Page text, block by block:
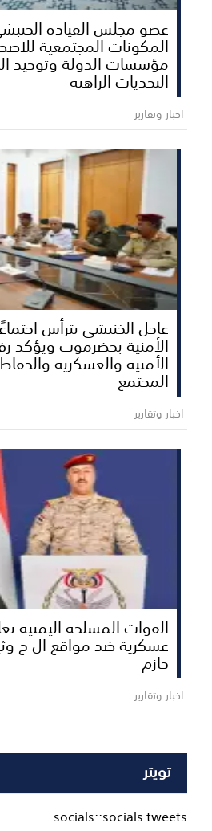
عضو مجلس القيادة
المكونات المجتمعية
مؤسسات الدولة وتوحيد
التحديات الراهنة
اخبار وتقارير
عاجل الخنبشي يترأس
الأمنية بحضرموت ويؤكد
الأمنية والعسكرية
المجتمع
اخبار وتقارير
القوات المسلحة اليمنية
عسكرية ضد مواقع ال ح
حازم
اخبار وتقارير
تويتر
socials::socials.tweets